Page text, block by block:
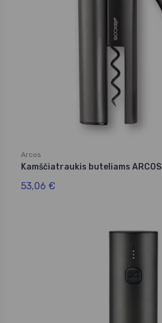
Arcos
Kamščiatraukis buteliams ARCOS
53,06 €